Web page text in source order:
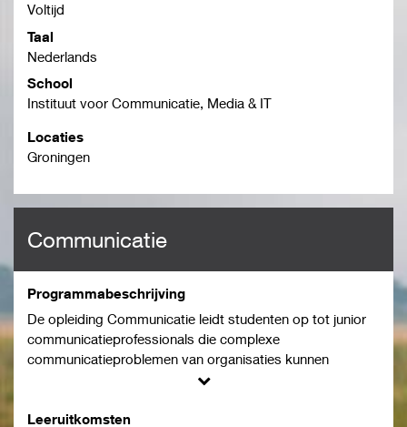
Voltijd
Taal
Nederlands
School
Instituut voor Communicatie, Media & IT
Locaties
Groningen
Communicatie
Programmabeschrijving
De opleiding Communicatie leidt studenten op tot junior
communicatieprofessionals die complexe
communicatieproblemen van organisaties kunnen
kan terecht komen in het bedrijfsleven, bij de overheid, bij
Leeruitkomsten